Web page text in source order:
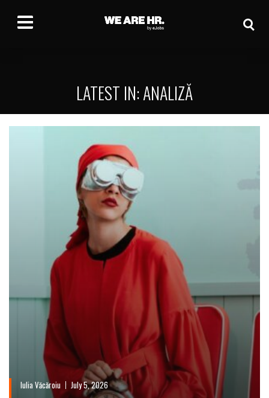
LATEST IN: ANALIZĂ
Iulia Văcăroiu July 5, 2026